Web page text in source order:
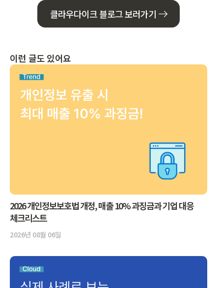
클라우다이크 블로그 보러가기
이런 글도 있어요
2026 개인정보보호법 개정, 매출 10% 과징금과 기업 대응
체크리스트
2026년 08월 06일